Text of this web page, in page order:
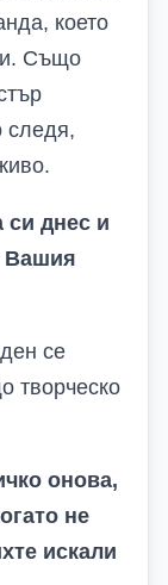
което
. Също
следя,
си днес и
Вашия
се
творческо
онова,
не
искали